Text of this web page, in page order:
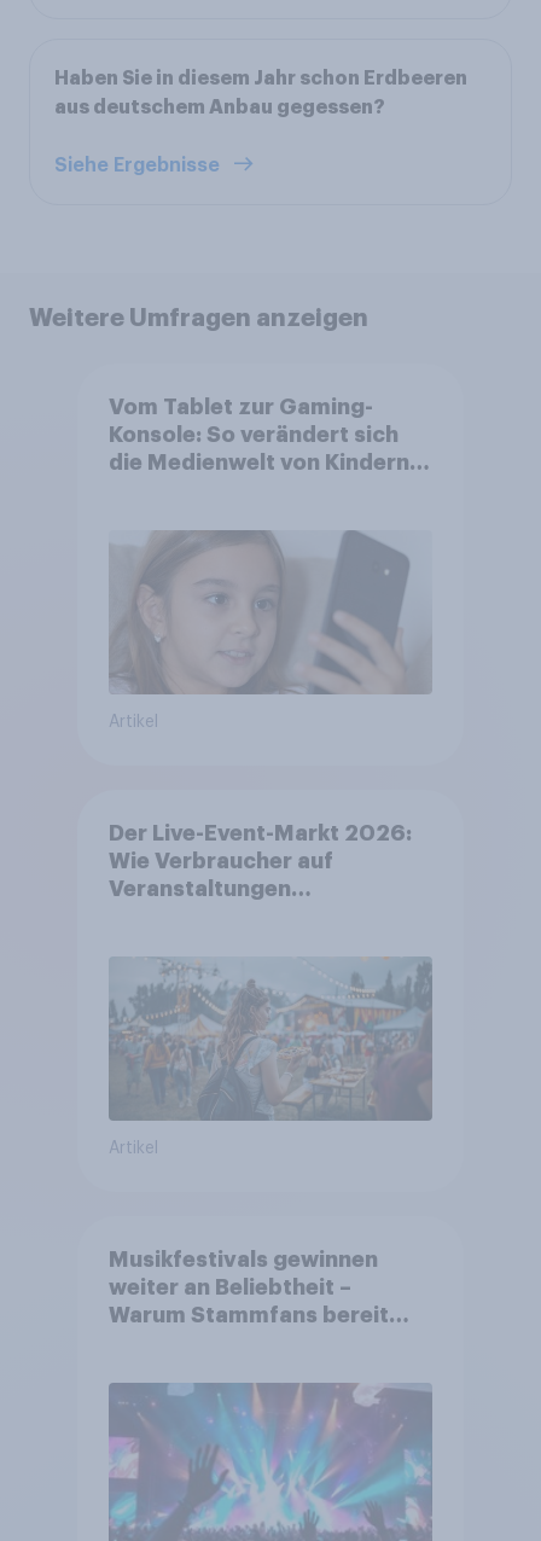
Haben Sie in diesem Jahr schon Erdbeeren
aus deutschem Anbau gegessen?
Siehe Ergebnisse
Weitere Umfragen anzeigen
Vom Tablet zur Gaming-
Konsole: So verändert sich
die Medienwelt von Kindern
Artikel
Der Live-Event-Markt 2026:
Wie Verbraucher auf
Veranstaltungen
Artikel
Musikfestivals gewinnen
weiter an Beliebtheit –
Warum Stammfans bereit